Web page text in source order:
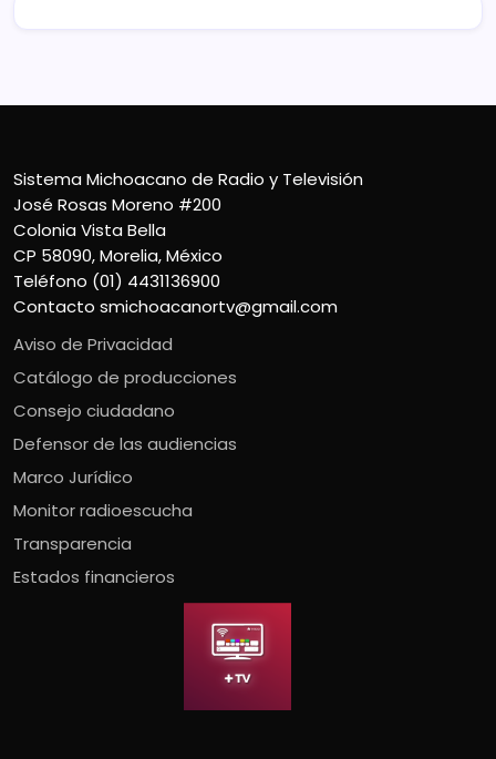
Sistema Michoacano de Radio y Televisión
José Rosas Moreno #200
Colonia Vista Bella
CP 58090, Morelia, México
Teléfono (01) 4431136900
Contacto smichoacanortv@gmail.com
Aviso de Privacidad
Catálogo de producciones
Consejo ciudadano
Defensor de las audiencias
Marco Jurídico
Monitor radioescucha
Transparencia
Estados financieros